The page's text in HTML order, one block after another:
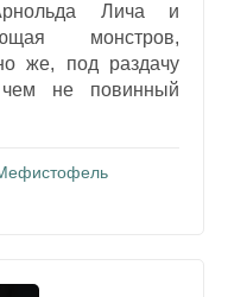
Лича и
монстров,
же, под раздачу
не повинный